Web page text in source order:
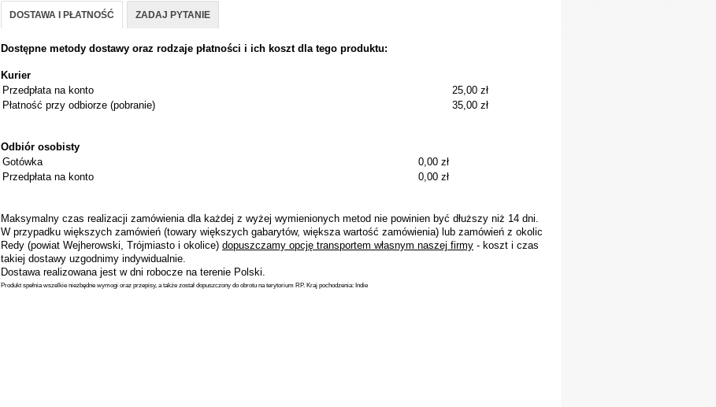
DOSTAWA I PŁATNOŚĆ ZADAJ PYTANIE
Dostępne metody dostawy oraz rodzaje płatności i ich koszt dla tego produktu:
Kurier
Przedpłata na konto
25,00 zł
Płatność przy odbiorze (pobranie)
35,00 zł
Odbiór osobisty
Gotówka
0,00 zł
Przedpłata na konto
0,00 zł
Maksymalny czas realizacji zamówienia dla każdej z wyżej wymienionych metod nie powinien być dłuższy niż 14 dni.
W przypadku większych zamówień (towary większych gabarytów, większa wartość zamówienia) lub zamówień z okolic
Redy (powiat Wejherowski, Trójmiasto i okolice) dopuszczamy opcję transportem własnym naszej firmy - koszt i czas
takiej dostawy uzgodnimy indywidualnie.
Dostawa realizowana jest w dni robocze na terenie Polski.
Produkt spełnia wszelkie niezbędne wymogi oraz przepisy, a także został dopuszczony do obrotu na terytorium RP. Kraj pochodzenia: Indie